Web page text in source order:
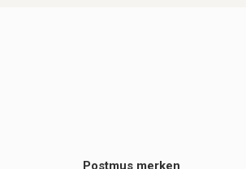
Postmus merken